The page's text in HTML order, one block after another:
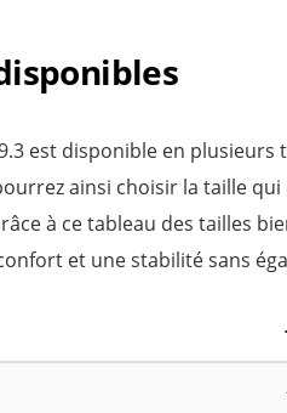
est disponible en
ainsi choisir la taille
à ce tableau des tailles
et une stabilité sans